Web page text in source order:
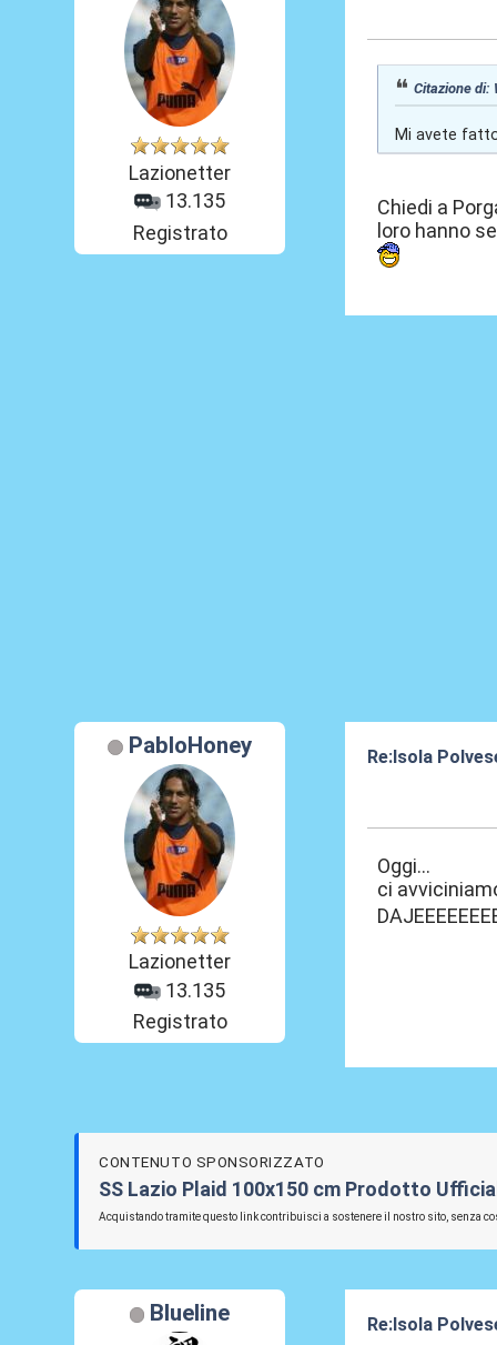
Lazionetter
13.135
Registrato
Citazione di:
Mi avete
Chiedi a
loro hanno
PabloHoney
Lazionetter
13.135
Registrato
Re:Isola
Oggi...
ci
CONTENUTO SPONSORIZZATO
SS Lazio Plaid 100x150 cm Prodotto
Acquistando tramite questo link contribuisci a sostenere il nostro sito, senza
Blueline Re:Isola